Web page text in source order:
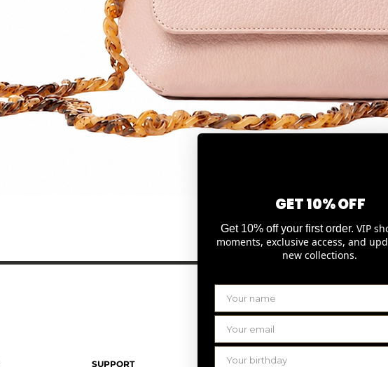
SUPPORT LAURENCE DELVALLEZ
GET 10% OFF
Get 10% off your first order. VIP
moments, exclusive access, and
new collections.